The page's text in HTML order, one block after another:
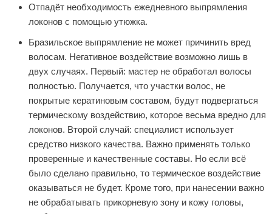
Отпадёт необходимость ежедневного выпрямления
локонов с помощью утюжка.
Бразильское выпрямление не может причинить вред
волосам. Негативное воздействие возможно лишь в
двух случаях. Первый: мастер не обработал волосы
полностью. Получается, что участки волос, не
покрытые кератиновым составом, будут подвергаться
термическому воздействию, которое весьма вредно для
локонов. Второй случай: специалист использует
средство низкого качества. Важно применять только
проверенные и качественные составы. Но если всё
было сделано правильно, то термическое воздействие
оказываться не будет. Кроме того, при нанесении важно
не обрабатывать прикорневую зону и кожу головы,